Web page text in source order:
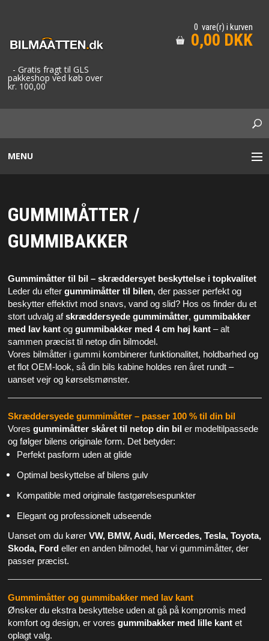
- Gratis fragt til GLS
pakkeshop ved køb over
kr. 100,00
0 vare(r) i kurven
0,00 DKK
MENU
GUMMIMÅTTER / GUMMIBAKKER
TAXA
TILBEHØR TIL BILMÅTTER
BAGAGERUMSMÅTTER
LASTBILMÅTTER
BILTILBEHØR
FORSIDE
SITEMAP
KURV
FIRMAPROFIL
GDPR PERSONDATAFORORDNINGEN
REKLAMATION
FORTRYDELSESRET
GUMMIMÅTTER /
GUMMIBAKKER
Gummimåtter til bil – skræddersyet beskyttelse i topkvalitet
Leder du efter gummimåtter til bilen, der passer perfekt og
beskytter effektivt mod snavs, vand og slid? Hos os finder du et
stort udvalg afskræddersyede gummimåtter, gummibakker
med lav kantog gummibakker med 4 cm høj kant– alt
sammen præcist til netop din bilmodel.
Vores bilmåtter i gummi kombinerer funktionalitet, holdbarhed og
et flot OEM-look, så din bils kabine holdes ren året rundt –
uanset vejr og kørselsmønster.
Skræddersyede gummimåtter – passer 100 % til din bil
Vores gummimåtter skåret til netop din bil er modeltilpassede
og følger bilens originale form. Det betyder:
Perfekt pasform uden at glide
Optimal beskyttelse af bilens gulv
Kompatible med originale fastgørelsespunkter
Elegant og professionelt udseende
Uanset om du kører VW, BMW, Audi, Mercedes, Tesla, Toyota,
Skoda, Ford eller en anden bilmodel, har vi gummimåtter, der
passer præcist.
Gummimåtter og gummibakker med lav kant
Ønsker du ekstra beskyttelse uden at gå på kompromis med
komfort og design, er vores gummibakker med lille kantet
oplagt valg.